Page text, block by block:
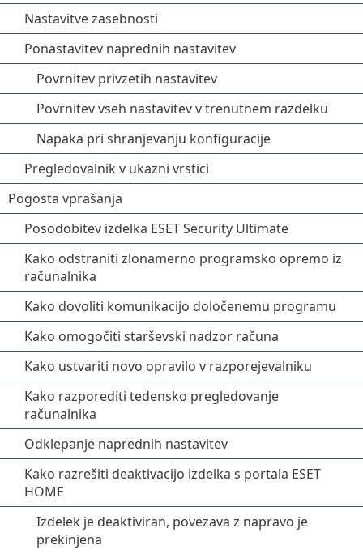
Nastavitve zasebnosti
Ponastavitev naprednih nastavitev
Povrnitev privzetih nastavitev
Povrnitev vseh nastavitev v trenutnem razdelku
Napaka pri shranjevanju konfiguracije
Pregledovalnik v ukazni vrstici
Pogosta vprašanja
Posodobitev izdelka ESET Security Ultimate
Kako odstraniti zlonamerno programsko opremo iz
računalnika
Kako dovoliti komunikacijo določenemu programu
Kako omogočiti starševski nadzor računa
Kako ustvariti novo opravilo v razporejevalniku
Kako razporediti tedensko pregledovanje
računalnika
Odklepanje naprednih nastavitev
Kako razrešiti deaktivacijo izdelka s portala ESET
HOME
Izdelek je deaktiviran, povezava z napravo je
prekinjena